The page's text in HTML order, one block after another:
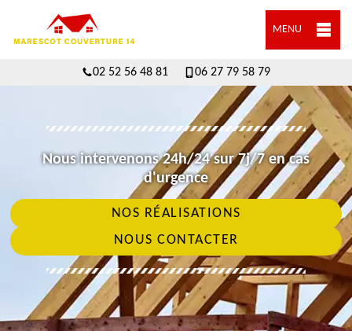
MENU
02 52 56 48 81 06 27 79 58 79
Nous intervenons 24h/24 sur 7j/7 en cas
d'urgence
NOS RÉALISATIONS
NOUS CONTACTER